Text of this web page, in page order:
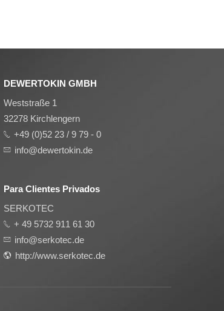
DEWERTOKIN GMBH
Weststraße 1
32278 Kirchlengern
+49 (0)52 23 / 9 79 - 0
info@dewertokin.de
Para Clientes Privados
SERKOTEC
+ 49 5732 911 61 30
info@serkotec.de
http://www.serkotec.de